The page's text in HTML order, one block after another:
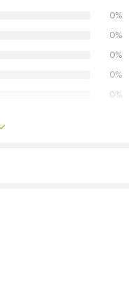
(l x P x H)
x 8 cm (L x l x é)
: 70 x 40 x 8 cm (L x l x
0%
0%
0%
0%
0%